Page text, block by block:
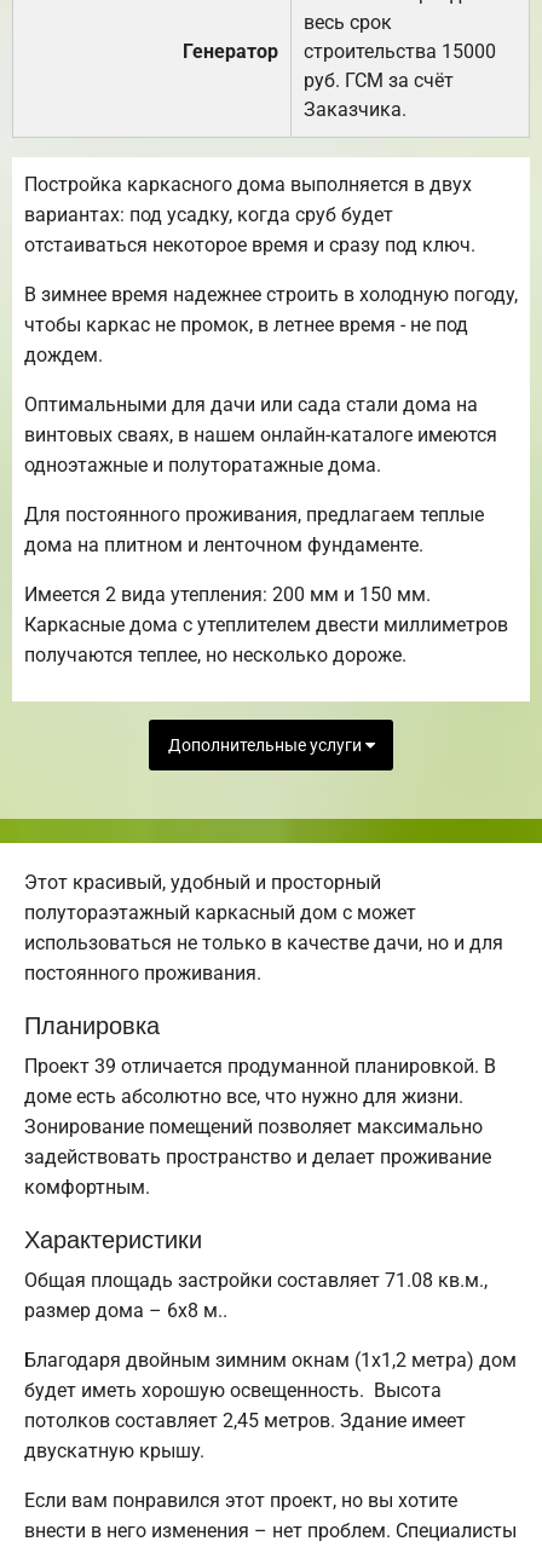
Генератор
весь срок
строительства 15000
руб. ГСМ за счёт
Заказчика.
Постройка каркасного дома выполняется в двух
вариантах: под усадку, когда сруб будет
отстаиваться некоторое время и сразу под ключ.
В зимнее время надежнее строить в холодную погоду,
чтобы каркас не промок, в летнее время - не под
дождем.
Оптимальными для дачи или сада стали дома на
винтовых сваях, в нашем онлайн-каталоге имеются
одноэтажные и полуторатажные дома.
Для постоянного проживания, предлагаем теплые
дома на плитном и ленточном фундаменте.
Имеется 2 вида утепления: 200 мм и 150 мм.
Каркасные дома с утеплителем двести миллиметров
получаются теплее, но несколько дороже.
Дополнительные услуги
Этот красивый, удобный и просторный
полутораэтажный каркасный дом с может
использоваться не только в качестве дачи, но и для
постоянного проживания.
Планировка
Проект 39 отличается продуманной планировкой. В
доме есть абсолютно все, что нужно для жизни.
Зонирование помещений позволяет максимально
задействовать пространство и делает проживание
комфортным.
Характеристики
Общая площадь застройки составляет 71.08 кв.м.,
размер дома – 6х8 м..
Благодаря двойным зимним окнам (1x1,2 метра) дом
будет иметь хорошую освещенность. Высота
потолков составляет 2,45 метров. Здание имеет
двускатную крышу.
Если вам понравился этот проект, но вы хотите
внести в него изменения – нет проблем. Специалисты